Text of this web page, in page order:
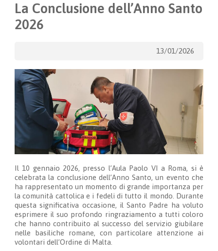
La Conclusione dell’Anno Santo
2026
13/01/2026
Il 10 gennaio 2026, presso l’Aula Paolo VI a Roma, si è
celebrata la conclusione dell’Anno Santo, un evento che
ha rappresentato un momento di grande importanza per
la comunità cattolica e i fedeli di tutto il mondo. Durante
questa significativa occasione, il Santo Padre ha voluto
esprimere il suo profondo ringraziamento a tutti coloro
che hanno contribuito al successo del servizio giubilare
nelle basiliche romane, con particolare attenzione ai
volontari dell’Ordine di Malta.